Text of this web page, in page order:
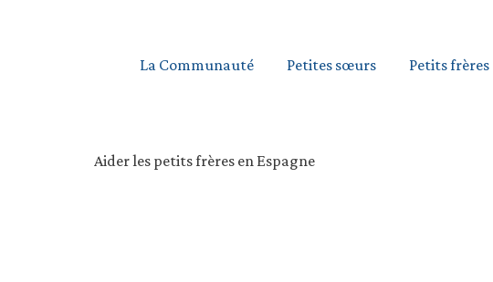
La Communauté Petites sœurs Petits frères
Aider les petits frères en Espagne